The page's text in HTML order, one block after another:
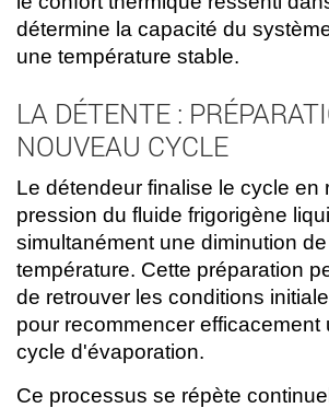
détermine la capacité du
une température stable.
LA DÉTENTE :
NOUVEAU CYCLE
Le détendeur finalise le cycle en
pression du fluide frigorigène
simultanément une diminution
température. Cette préparation
de retrouver les conditions
pour recommencer efficacement
cycle d'évaporation.
Ce processus se répète